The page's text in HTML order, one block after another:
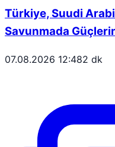
Türkiye, Suudi
Savunmada
07.08.2026 12:482 dk